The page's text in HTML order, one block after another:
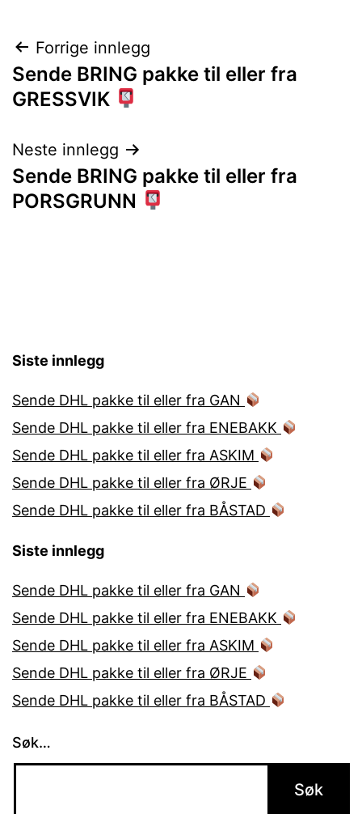
Innleggsnavigasjon
Forrige innlegg
Sende BRING pakke til eller fra
GRESSVIK
Neste innlegg
Sende BRING pakke til eller fra
PORSGRUNN
Siste innlegg
Sende DHL pakke til eller fra GAN
Sende DHL pakke til eller fra ENEBAKK
Sende DHL pakke til eller fra ASKIM
Sende DHL pakke til eller fra ØRJE
Sende DHL pakke til eller fra BÅSTAD
Siste innlegg
Sende DHL pakke til eller fra GAN
Sende DHL pakke til eller fra ENEBAKK
Sende DHL pakke til eller fra ASKIM
Sende DHL pakke til eller fra ØRJE
Sende DHL pakke til eller fra BÅSTAD
Søk…